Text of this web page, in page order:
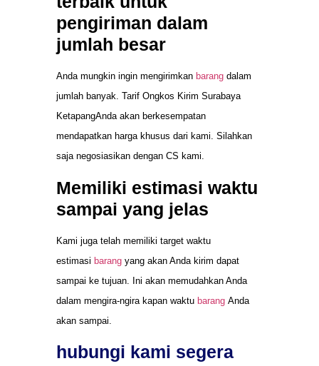
pengiriman dalam
jumlah besar
Anda mungkin ingin mengirimkan barang dalam
jumlah banyak. Tarif Ongkos Kirim Surabaya
KetapangAnda akan berkesempatan
mendapatkan harga khusus dari kami. Silahkan
saja negosiasikan dengan CS kami.
Memiliki estimasi waktu
sampai yang jelas
Kami juga telah memiliki target waktu
estimasi barang yang akan Anda kirim dapat
sampai ke tujuan. Ini akan memudahkan Anda
dalam mengira-ngira kapan waktu barang Anda
akan sampai.
hubungi kami segera